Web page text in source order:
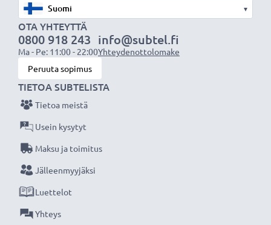
▾
OTA YHTEYTTÄ
0800 918 243
Ma - Pe: 11:00 - 22:00
info@subtel.fi
Yhteydenottolomake
Peruuta sopimus
TIETOA SUBTELISTA
Tietoa meistä
Usein kysytyt
Maksu ja toimitus
Jälleenmyyjäksi
Luettelot
Yhteys